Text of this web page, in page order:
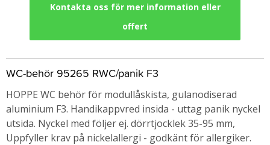
Kontakta oss för mer information eller
offert
WC-behör 95265 RWC/panik F3
HOPPE WC behör för modullåskista, gulanodiserad
aluminium F3. Handikappvred insida - uttag panik nyckel
utsida. Nyckel med följer ej. dörrtjocklek 35-95 mm,
Uppfyller krav på nickelallergi - godkänt för allergiker.